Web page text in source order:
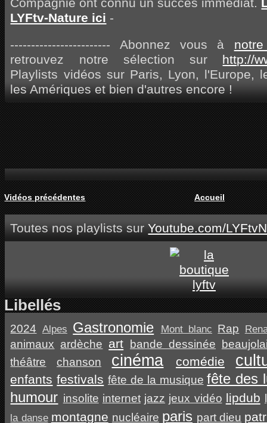
LYFtv-Nature ici -
------------------------ Abonnez vous à
retrouvez notre sélection sur http://
Playlists vidéos sur Paris, Lyon, l'Europe,
les Amériques et bien d'autres encore !
Vidéos précédentes Accueil
Toutes nos playlists surYoutube.com/
Libellés
2024 Alpes Gastronomie Mont blanc Rap
animaux ardèche art bande dessinée
théâtre
chanson cinéma comédie
enfants festivals fête de la musique fête des
humour insolite internet jazz jeux vidéo lipdub
la danse montagne nucléaire paris part dieu